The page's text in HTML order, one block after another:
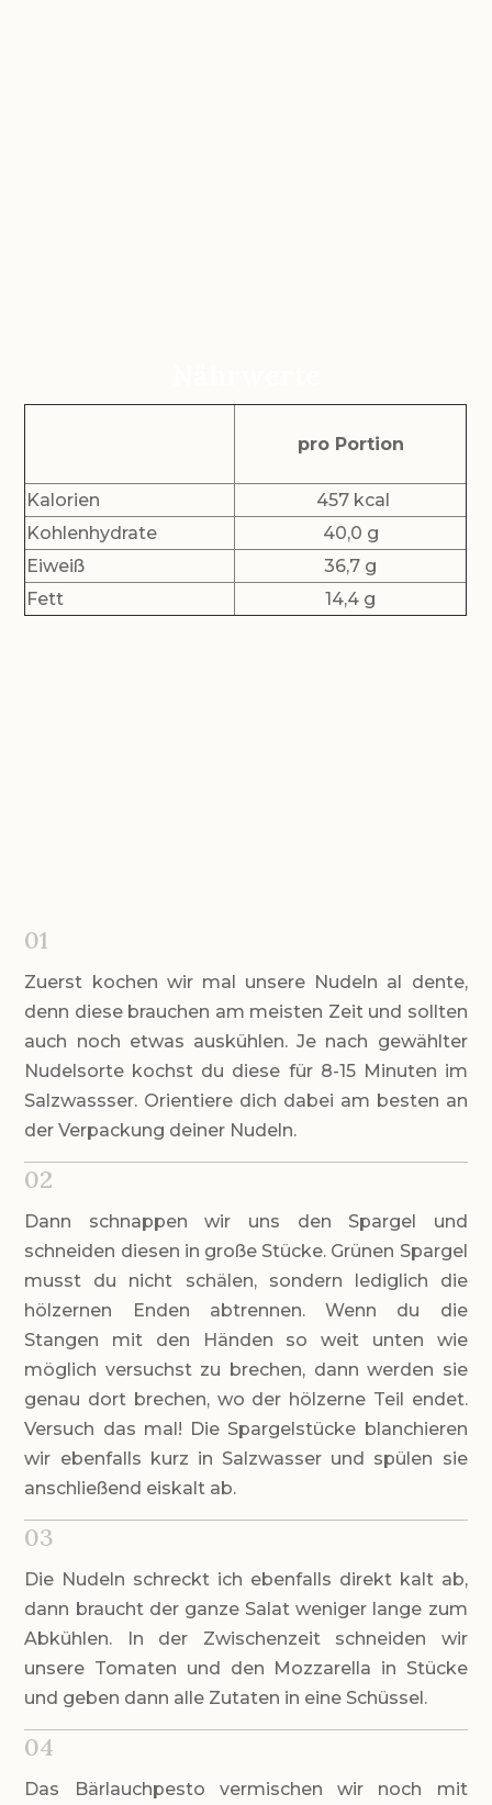
pro Portion
Kalorien
457 kcal
Kohlenhydrate
40,0 g
Eiweiß
36,7 g
Fett
14,4 g
01
Zuerst kochen wir mal unsere Nudeln al dente,
denn diese brauchen am meisten Zeit und sollten
auch noch etwas auskühlen. Je nach gewählter
Nudelsorte kochst du diese für 8-15 Minuten im
Salzwassser. Orientiere dich dabei am besten an
der Verpackung deiner Nudeln.
02
Dann schnappen wir uns den Spargel und
schneiden diesen in große Stücke. Grünen Spargel
musst du nicht schälen, sondern lediglich die
hölzernen Enden abtrennen. Wenn du die
Stangen mit den Händen so weit unten wie
möglich versuchst zu brechen, dann werden sie
genau dort brechen, wo der hölzerne Teil endet.
Versuch das mal! Die Spargelstücke blanchieren
wir ebenfalls kurz in Salzwasser und spülen sie
anschließend eiskalt ab.
03
Die Nudeln schreckt ich ebenfalls direkt kalt ab,
dann braucht der ganze Salat weniger lange zum
Abkühlen. In der Zwischenzeit schneiden wir
unsere Tomaten und den Mozzarella in Stücke
und geben dann alle Zutaten in eine Schüssel.
04
Das Bärlauchpesto vermischen wir noch mit